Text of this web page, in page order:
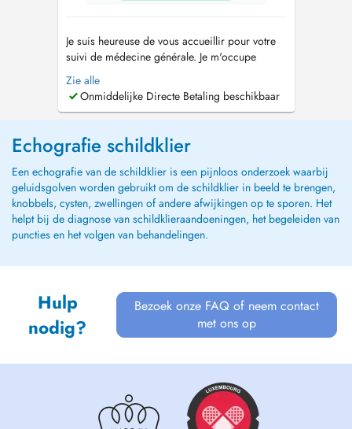
Je suis heureuse de vous accueillir pour votre
suivi de médecine générale. Je m'occupe
également de la santé des enfants dès la
naissance jusqu'à l'âge adulte, y compris les
vaccins. Ainsi que de la santé de la femme (
également des échographies abdomin...
Zie alle
Onmiddelijke Directe Betaling beschikbaar
Echografie schildklier
Een echografie van de schildklier is een pijnloos onderzoek waarbij
geluidsgolven worden gebruikt om de schildklier in beeld te brengen,
knobbels, cysten, zwellingen of andere afwijkingen op te sporen. Het
helpt bij de diagnose van schildklieraandoeningen, het begeleiden van
puncties en het volgen van behandelingen.
Hulp
nodig?
Bezoek onze FAQ of neem contact
met ons op